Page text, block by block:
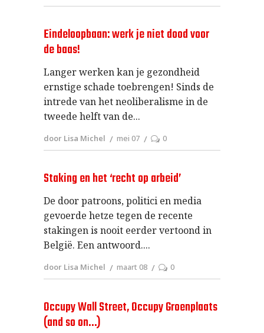
Eindeloopbaan: werk je niet dood voor
de baas!
Langer werken kan je gezondheid
ernstige schade toebrengen! Sinds de
intrede van het neoliberalisme in de
tweede helft van de
door Lisa Michel mei 07 0
Staking en het ‘recht op arbeid’
De door patroons, politici en media
gevoerde hetze tegen de recente
stakingen is nooit eerder vertoond in
België. Een antwoord.
door Lisa Michel maart 08 0
Occupy Wall Street, Occupy Groenplaats
(and so on…)